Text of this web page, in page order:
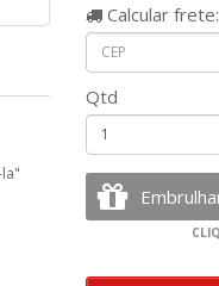
Calcular frete:
Qtd